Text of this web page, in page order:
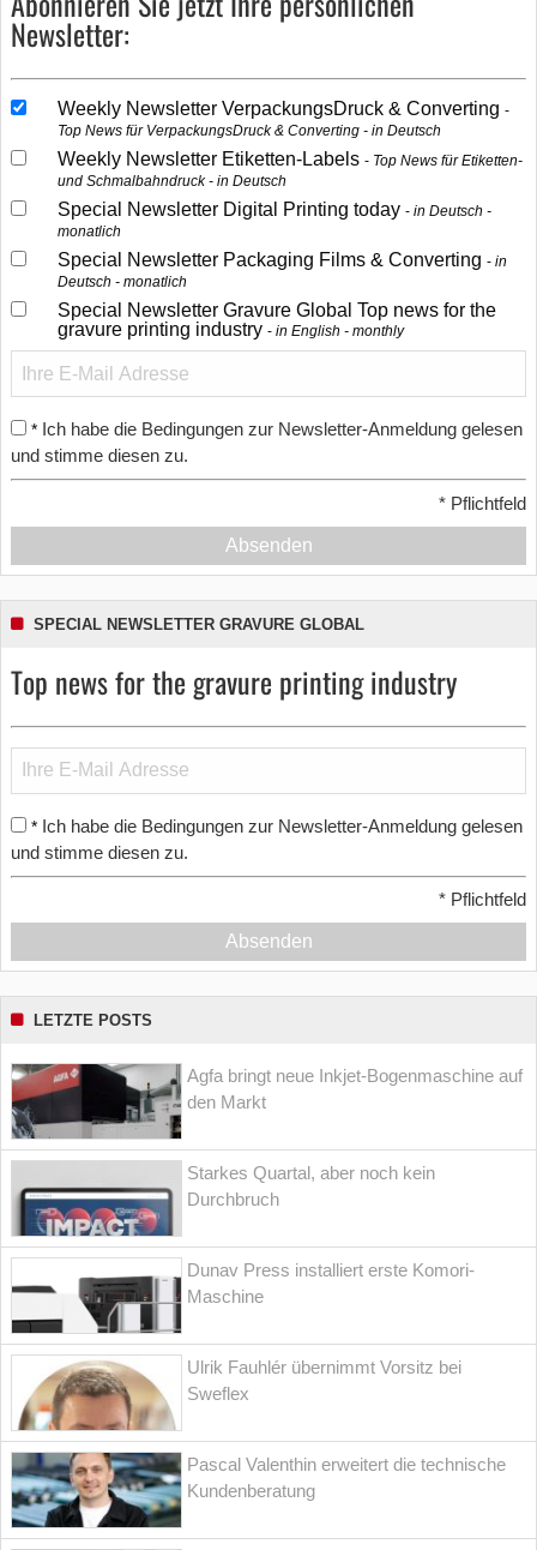
Newsletter:
Weekly Newsletter VerpackungsDruck & Converting
Top News für VerpackungsDruck & Converting - in Deutsch
Weekly Newsletter Etiketten-Labels
Top News für Etiketten-
und Schmalbahndruck - in Deutsch
Special Newsletter Digital Printing today
in Deutsch -
monatlich
Special Newsletter Packaging Films & Converting
in
Deutsch - monatlich
Special Newsletter Gravure Global Top news for the
gravure printing industry
in English - monthly
* Ich habe die Bedingungen zur Newsletter-Anmeldung gelesen
und stimme diesen zu.
* Pflichtfeld
Absenden
SPECIAL NEWSLETTER GRAVURE GLOBAL
Top news for the gravure printing industry
* Ich habe die Bedingungen zur Newsletter-Anmeldung gelesen
und stimme diesen zu.
* Pflichtfeld
Absenden
LETZTE POSTS
Agfa bringt neue Inkjet-Bogenmaschine auf
den Markt
Starkes Quartal, aber noch kein
Durchbruch
Dunav Press installiert erste Komori-
Maschine
Ulrik Fauhlér übernimmt Vorsitz bei
Sweflex
Pascal Valenthin erweitert die technische
Kundenberatung